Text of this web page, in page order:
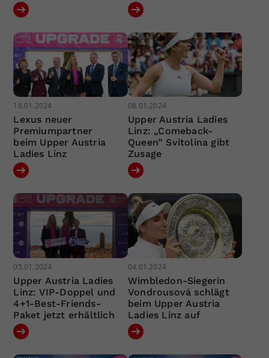
18.01.2024
Lexus neuer
Premiumpartner
beim Upper Austria
Ladies Linz
08.01.2024
Upper Austria Ladies
Linz: „Comeback-
Queen” Svitolina gibt
Zusage
05.01.2024
Upper Austria Ladies
Linz: VIP-Doppel und
4+1-Best-Friends-
Paket jetzt erhältlich
04.01.2024
Wimbledon-Siegerin
Vondrousová schlägt
beim Upper Austria
Ladies Linz auf